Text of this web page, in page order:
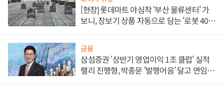
[현장] 롯데마트 야심작 '부산 물류센터' 가
보니, 장보기 상품 자동으로 담는 '로봇 400
금융
삼섬증권 '상반기 영업이익 1조 클럽' 실적
랠리 진행형, 박종문 '발행어음' 달고 연임 향